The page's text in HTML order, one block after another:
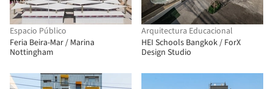
Espacio Público
Feria Beira-Mar / Marina
Nottingham
Arquitectura Educacional
HEI Schools Bangkok / ForX
Design Studio